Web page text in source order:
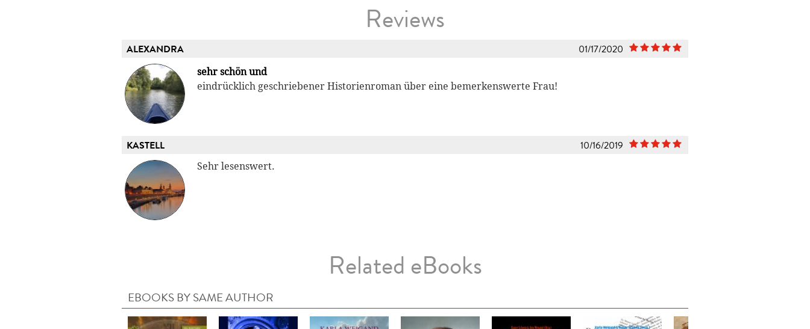
Reviews
ALEXANDRA 01/17/2020
sehr schön und
eindrücklich geschriebener Historienroman über eine bemerkenswerte Frau!
KASTELL 10/16/2019
Sehr lesenswert.
Related eBooks
EBOOKS BY SAME AUTHOR